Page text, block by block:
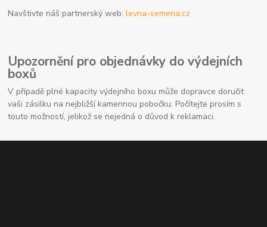
Navštivte náš partnerský web:levna-semena.cz
Upozornění pro objednávky do výdejních
boxů
V případě plné kapacity výdejního boxu může dopravce doručit
vaši zásilku na nejbližší kamennou pobočku. Počítejte prosím s
touto možností, jelikož se nejedná o důvod k reklamaci.